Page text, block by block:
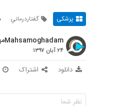
پزشکی گفتاردرماني
Mahsamoghadamمهسامقدم
۲۴ آبان ۱۳۹۷
دانلود اشتراک